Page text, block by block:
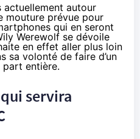
actuellement autour
mouture prévue pour
qui en seront
Werewolf se dévoile
en effet aller plus loin
sa volonté de faire d’un
part entière.
servira